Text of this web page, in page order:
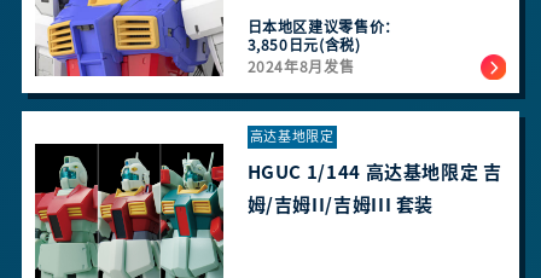
日本地区建议零售价：
3,850日元(含税)
2024年8月发售
高达基地限定
HGUC 1/144 高达基地限定 吉
姆/吉姆II/吉姆III 套装